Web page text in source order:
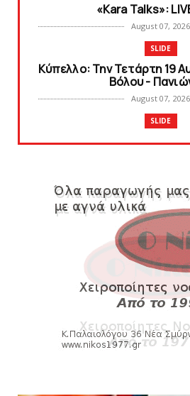
«Kara Talks»:
August 07, 2026
SLIDE
Κύπελλο: Την Τετάρτη 19
Βόλου -
August 07, 2026
SLIDE
Πανιώνιος: O άξονας
KARA TALKS
«Kara Talks» LIVE:
August 06, 2026
SLIDE
Bόλεϊ Γυναικών:
για τη
August 06, 2026
SUPERLEAGUE2
Στην AEΛ ο